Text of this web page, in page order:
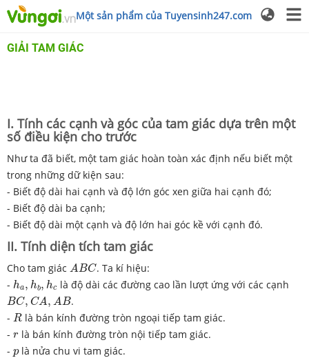
Một sản phẩm của Tuyensinh247.com
GIẢI TAM GIÁC
I. Tính các cạnh và góc của tam giác dựa trên một
số điều kiện cho trước
Như ta đã biết, một tam giác hoàn toàn xác định nếu biết một
trong những dữ kiện sau:
- Biết độ dài hai cạnh và độ lớn góc xen giữa hai cạnh đó;
- Biết độ dài ba cạnh;
- Biết độ dài một cạnh và độ lớn hai góc kề với cạnh đó.
II. Tính diện tích tam giác
Cho tam giác ABC
A BC . Ta kí hiệu:
- ha, hb, hc
h h h là độ dài các đường cao lần lượt ứng với các cạnh
BC, CA, AB
BC, CA,A B
.
- R
R là bán kính đường tròn ngoại tiếp tam giác.
- r
r là bán kính đường tròn nội tiếp tam giác.
- p
plà nửa chu vi tam giác.